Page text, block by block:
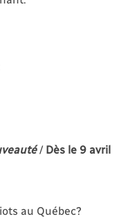
/Dès le 9 avril
au Québec?